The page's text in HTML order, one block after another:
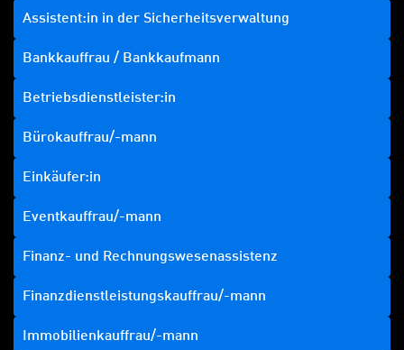
Assistent:in in der Sicherheitsverwaltung
Bankkauffrau / Bankkaufmann
Betriebsdienstleister:in
Bürokauffrau/-mann
Einkäufer:in
Eventkauffrau/-mann
Finanz- und Rechnungswesenassistenz
Finanzdienstleistungskauffrau/-mann
Immobilienkauffrau/-mann